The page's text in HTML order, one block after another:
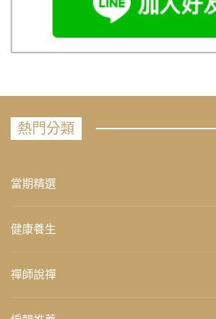
熱門分類
當期精選
健康養生
禪師說禪